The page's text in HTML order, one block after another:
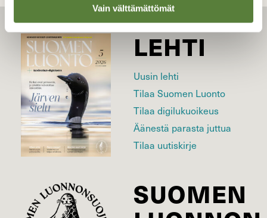
Vain välttämättömät
LEHTI
Uusin lehti
Tilaa Suomen Luonto
Tilaa digilukuoikeus
Äänestä parasta juttua
Tilaa uutiskirje
SUOMEN